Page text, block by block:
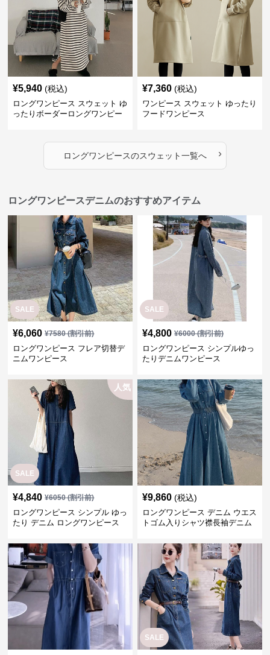
¥5,940 (税込)
ロングワンピース スウェット ゆ
ったりボーダーロングワンピー
¥7,360 (税込)
ワンピース スウェット ゆったり
フードワンピース
ロングワンピースのスウェット一覧へ ›
ロングワンピースデニムのおすすめアイテム
SALE
¥6,060 ¥7580(割引前)
ロングワンピース フレア切替デ
ニムワンピース
SALE
¥4,800 ¥6000(割引前)
ロングワンピース シンプルゆっ
たりデニムワンピース
SALE
人気
¥4,840 ¥6050(割引前)
ロングワンピース シンプル ゆっ
たり デニム ロングワンピース
¥9,860 (税込)
ロングワンピース デニム ウエス
トゴム入りシャツ襟長袖デニム
SALE